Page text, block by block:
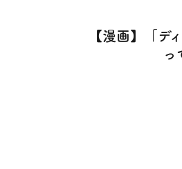
【漫画】「デ
っ